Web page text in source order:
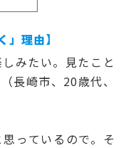
」理由】
みたい。見たこと
長崎市、20歳代、
っているので。そ